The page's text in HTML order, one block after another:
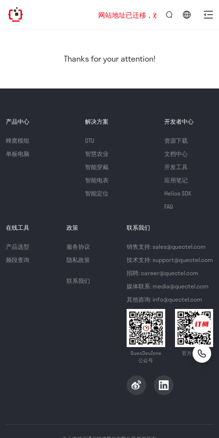
网站地址已迁移，欢迎访问新址：
Thanks for your attention!
产品中心
蜂窝模组
单板电脑
解决方案
DTU
智慧农业
智能穿戴
智能电表
智能定位
开发者中心
资源下载
文档中心
开发工具
应用笔记
Helios SDK
FAQ
在线工具
产品选型
频段查询
政策
服务协议
隐私政策
联系我们
联系我们
销售支持: sales@quectel.com
技术支持: support@quectel.com
招聘: career@quectel.com
媒体联系: media@quectel.com
其他咨询: info@quectel.com
QuecDevZone
公众号
官方公众号